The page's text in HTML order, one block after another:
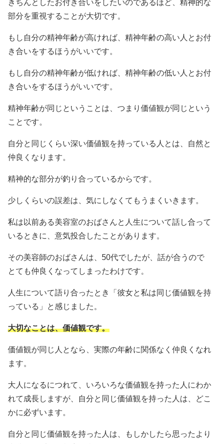
きちんとしたお付き合いをしたいのであるほど、精神的な
部分を重視することが大切です。
もし自分の精神年齢が高ければ、精神年齢の高い人とお付
き合いをするほうがいいです。
もし自分の精神年齢が低ければ、精神年齢の低い人とお付
き合いをするほうがいいです。
精神年齢が同じということは、つまり価値観が同じという
ことです。
自分と同じくらい深い価値観を持っている人とは、自然と
仲良くなります。
精神的な部分が釣り合っているからです。
少しくらいの誤差は、気にしなくてもうまくいきます。
私は以前ある美容室のおばさんと人生について話し合って
いるときに、意気投合したことがあります。
その美容師のおばさんは、50代でしたが、話が合うので
とても仲良くなってしまったわけです。
人生について語り合ったとき「彼女と私は同じ価値観を持
っている」と感じました。
大切なことは、価値観です。
価値観が同じ人となら、実際の年齢に関係なく仲良くなれ
ます。
大人になるにつれて、いろいろな価値観を持った人にわか
れて成長しますが、自分と同じ価値観を持った人は、どこ
かに必ずいます。
自分と同じ価値観を持った人は、もしかしたら思ったより